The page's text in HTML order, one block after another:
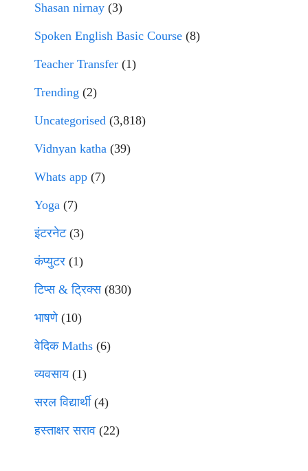
Shasan nirnay (3)
Spoken English Basic Course (8)
Teacher Transfer (1)
Trending (2)
Uncategorised (3,818)
Vidnyan katha (39)
Whats app (7)
Yoga (7)
इंटरनेट(3)
कंप्युटर (1)
टिप्स & ट्रिक्स(830)
भाषणे(10)
वेदिक Maths (6)
व्यवसाय(1)
सरल विद्यार्थी(4)
हस्ताक्षर सराव (22)